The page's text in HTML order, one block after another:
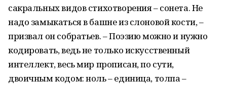
сакральных видов стихотворения – сонета. Не
надо замыкаться в башне из слоновой кости, –
призвал он собратьев. – Поэзию можно и нужно
кодировать, ведь не только искусственный
интеллект, весь мир прописан, по сути,
двоичным кодом: ноль – единица, толпа –